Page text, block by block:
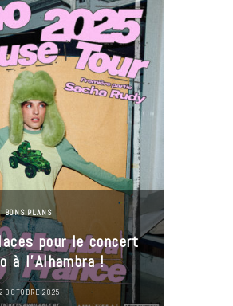
BONS PLANS
pour le concert
à l’Alhambra !
OCTOBRE 2025